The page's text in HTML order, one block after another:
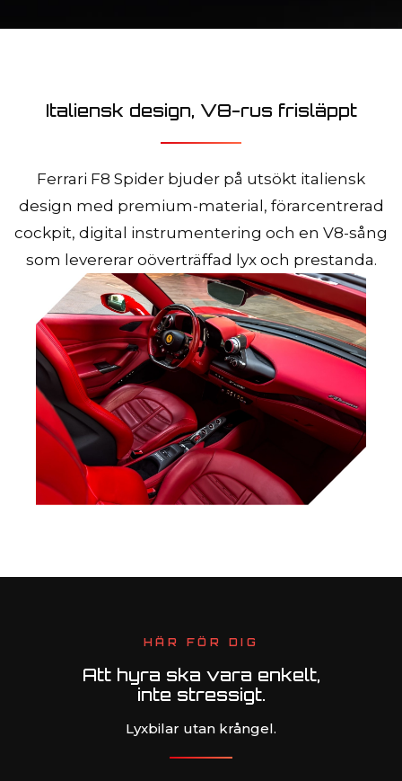
Italiensk design, V8-rus frisläppt
Ferrari F8 Spider bjuder på utsökt italiensk
design med premium-material, förarcentrerad
cockpit, digital instrumentering och en V8-sång
som levererar oöverträffad lyx och prestanda.
HÄR FÖR DIG
Att hyra ska vara enkelt,
inte stressigt.
Lyxbilar utan krångel.